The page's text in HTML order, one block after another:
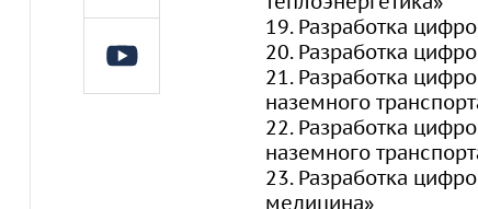
19. Разработка
20. Разработка
21. Разработка
наземного
22. Разработка
наземного
23. Разработка
медицина»